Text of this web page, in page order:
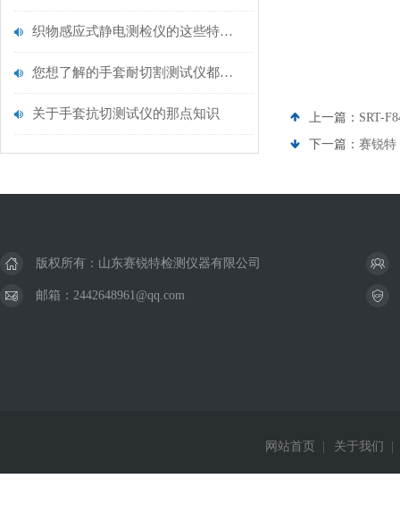
织物感应式静电测检仪的这些特点很少有人都知道
您想了解的手套耐切割测试仪都在这里了
关于手套抗切测试仪的那点知识 上一篇： SRT-
下一篇： 赛锐特
版权所有：山东赛锐特检测仪器有限公司
邮箱：2442648961@qq.com
网站首页 关于我们